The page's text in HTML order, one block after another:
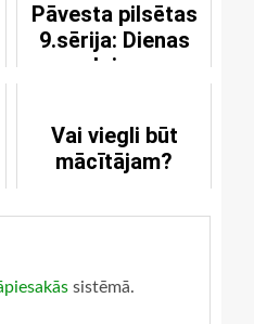
Pāvesta pilsētas
9.sērija: Dienas
ceļojums
Vai viegli būt
mācītājam?
sistēmā.